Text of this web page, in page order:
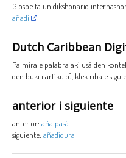
Glosbe ta un dikshonario
añadí
Dutch Caribbean
Pa mira e palabra aki usá den
den buki i artíkulo), klek riba e
anterior i siguiente
anterior: aña pasá
siguiente: añadidura